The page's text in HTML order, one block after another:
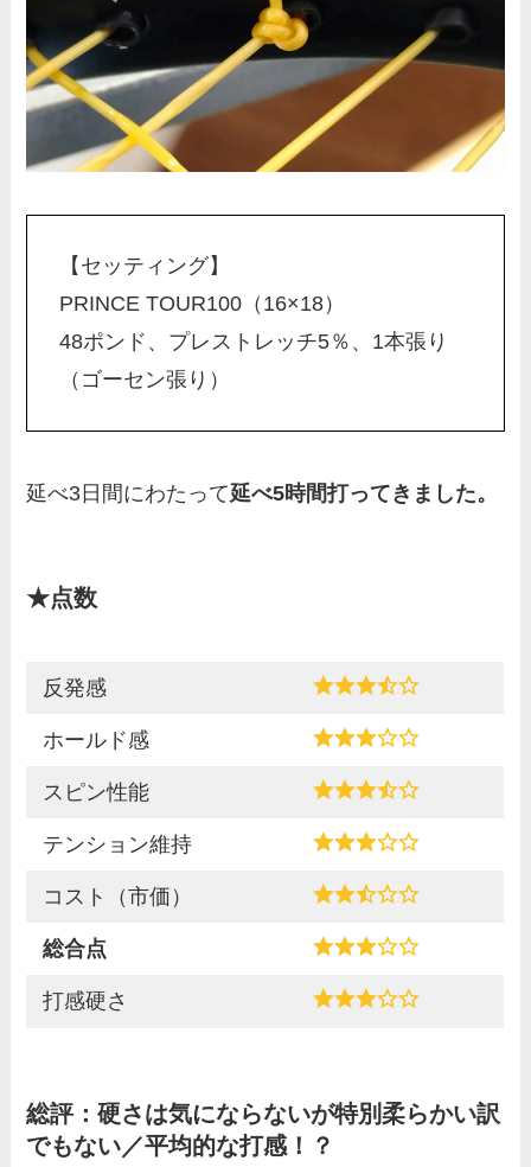
【セッティング】
PRINCE TOUR100（16×18）
48ポンド、プレストレッチ5％、1本張り
（ゴーセン張り）
延べ3日間にわたって延べ5時間打ってきました。
★点数
反発感
ホールド感
スピン性能
テンション維持
コスト（市価）
総合点
打感硬さ
総評：硬さは気にならないが特別柔らかい訳
でもない／平均的な打感！？